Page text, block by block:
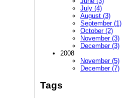
July (4)
August (3)
September (1)
October (2)
November (3)
December (3)
2008
November (5)
December (7)
Tags